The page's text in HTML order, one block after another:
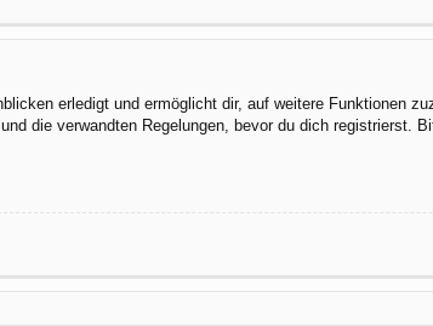
erledigt und ermöglicht dir, auf weitere Funktionen
die verwandten Regelungen, bevor du dich registrierst.